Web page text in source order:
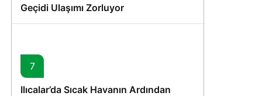
Geçidi Ulaşımı Zorluyor
7
Ilıcalar’da Sıcak Havanın Ardından